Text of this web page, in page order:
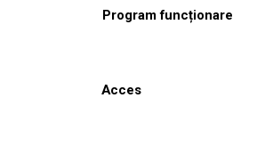
Program funcționare
Acces